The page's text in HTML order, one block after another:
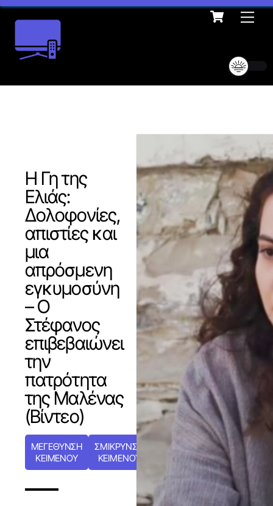
Skip
content
Cart
Η Γη της
Ελιάς:
Δολοφονίες,
απιστίες και
μια
απρόσμενη
εγκυμοσύνη
– Ο
Στέφανος
επιβεβαιώνει
την
πατρότητα
της Μαλένας
(Βίντεο)
ΜΕΓΕΘΥΝΣΗ
ΚΕΙΜΕΝΟΥ
ΣΜΙΚΡΥΝΣΗ
ΚΕΙΜΕΝΟΥ